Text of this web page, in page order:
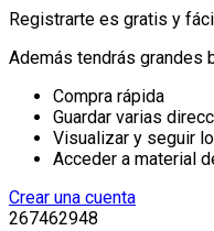
Registrarte es gratis y
Además tendrás grandes
Compra rápida
Guardar varias
Visualizar y seguir
Acceder a material
Crear una cuenta
267462948